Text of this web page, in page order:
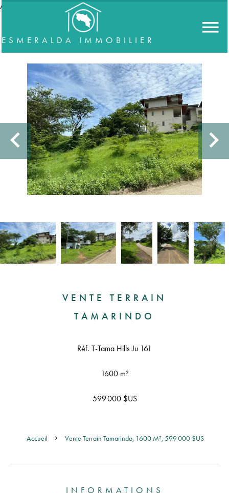
//accordeon
ESMERALDA IMMOBILIER
VENTE TERRAIN
TAMARINDO
Réf. T-Tama Hills Ju 161
1600 m²
599 000 $US
Accueil Vente Terrain Tamarindo, 1600 M², 599 000 $US
INFORMATIONS